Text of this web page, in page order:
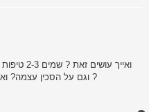
ואייך
וגם על הסכין עצמה? ואז עוד פעם עוברים הפעם עם סמרטוט נקי ?